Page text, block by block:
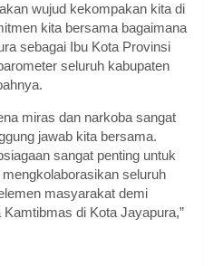
wujud kekompakan kita di
kita bersama bagaimana
sebagai Ibu Kota Provinsi
seluruh kabupaten
miras dan narkoba sangat
jawab kita bersama.
sangat penting untuk
seluruh
masyarakat demi
di Kota Jayapura,”